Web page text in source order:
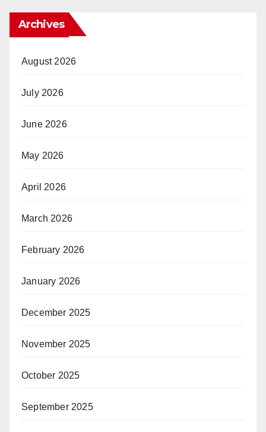
Archives
August 2026
July 2026
June 2026
May 2026
April 2026
March 2026
February 2026
January 2026
December 2025
November 2025
October 2025
September 2025